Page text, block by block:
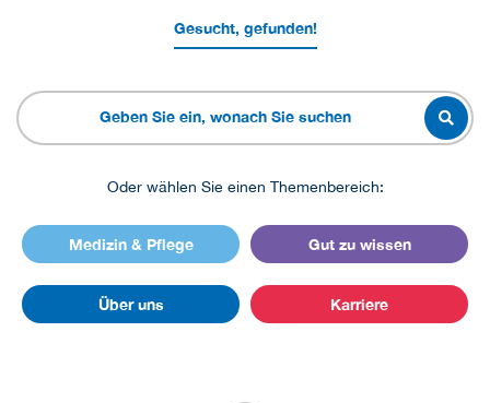
Gesucht, gefunden!
Oder wählen Sie einen Themenbereich:
Medizin & Pflege Gut zu wissen
Über uns Karriere